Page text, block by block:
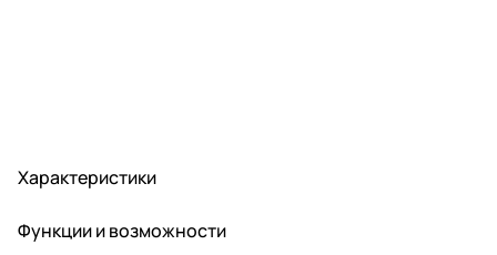
Характеристики
Функции и возможности